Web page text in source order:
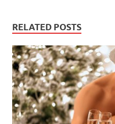
RELATED POSTS